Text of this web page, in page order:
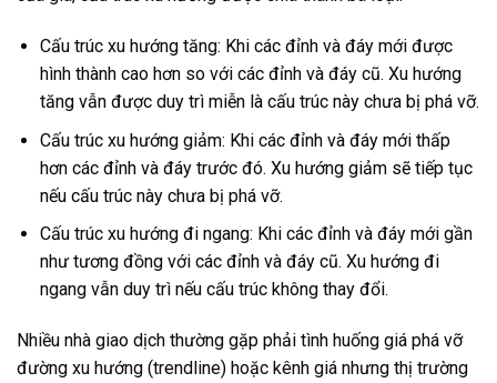
Cấu trúc xu hướng tăng: Khi các đỉnh và đáy mới được
hình thành cao hơn so với các đỉnh và đáy cũ. Xu hướng
tăng vẫn được duy trì miễn là cấu trúc này chưa bị phá vỡ.
Cấu trúc xu hướng giảm: Khi các đỉnh và đáy mới thấp
hơn các đỉnh và đáy trước đó. Xu hướng giảm sẽ tiếp tục
nếu cấu trúc này chưa bị phá vỡ.
Cấu trúc xu hướng đi ngang: Khi các đỉnh và đáy mới gần
như tương đồng với các đỉnh và đáy cũ. Xu hướng đi
ngang vẫn duy trì nếu cấu trúc không thay đổi.
Nhiều nhà giao dịch thường gặp phải tình huống giá phá vỡ
đường xu hướng (trendline) hoặc kênh giá nhưng thị trường